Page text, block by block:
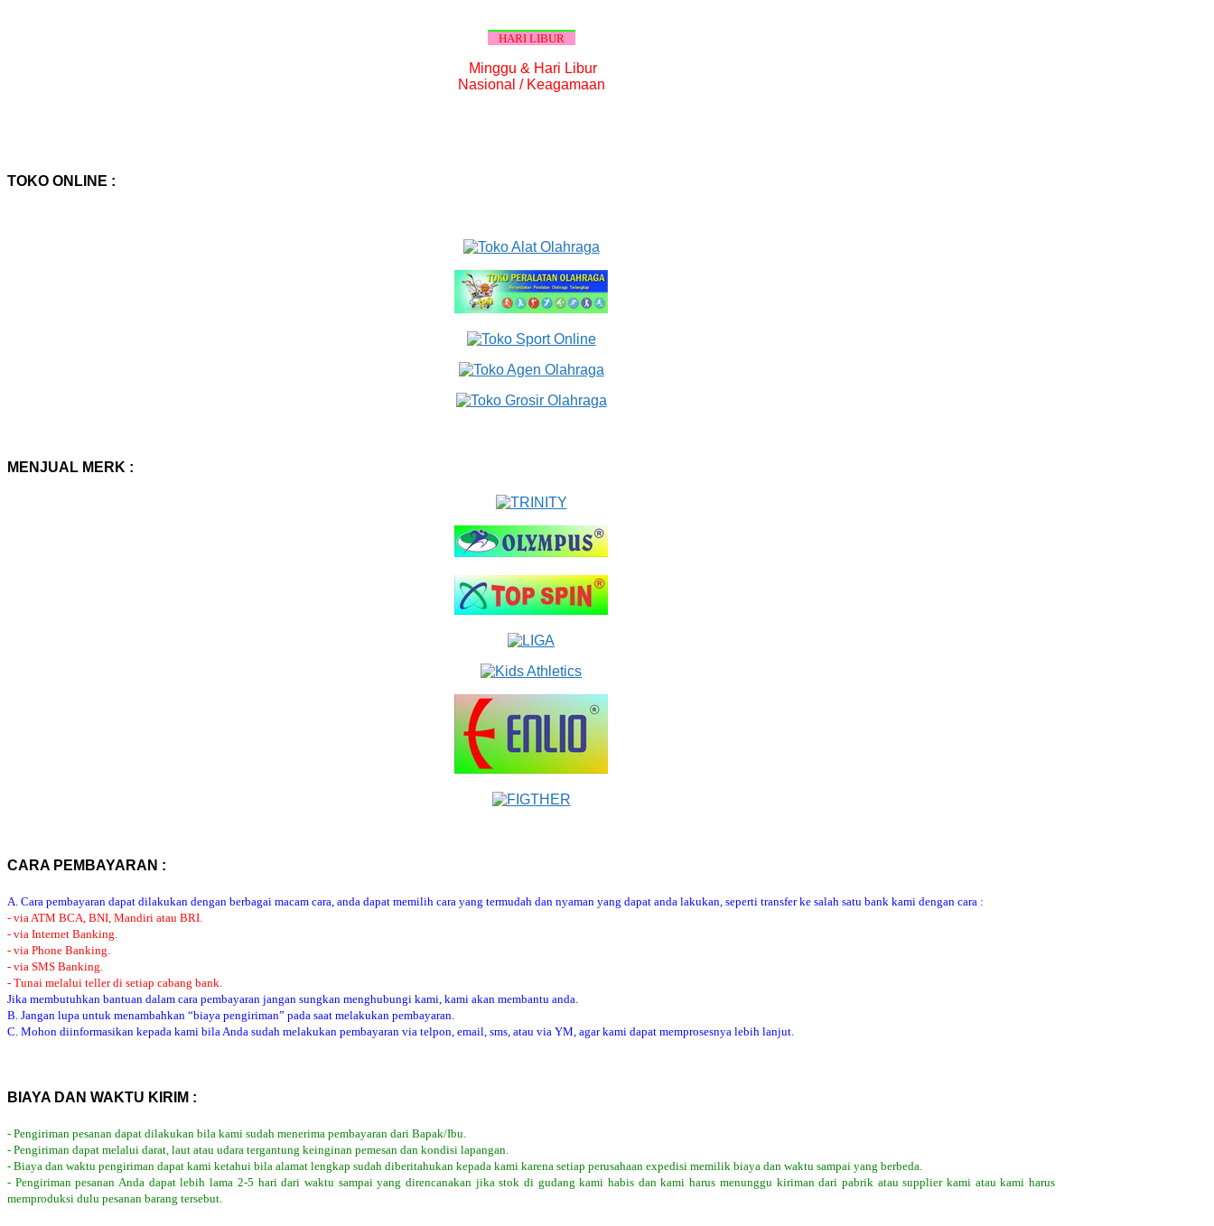
HARI LIBUR
Minggu & Hari Libur
Nasional / Keagamaan
TOKO ONLINE :
MENJUAL MERK :
CARA PEMBAYARAN :
A. Cara pembayaran dapat dilakukan dengan berbagai macam cara, anda dapat memilih cara yang termudah dan nyaman yang dapat anda lakukan, seperti transfer ke salah satu bank kami dengan cara :
- via ATM BCA, BNI, Mandiri atau BRI.
- via Internet Banking.
- via Phone Banking.
- via SMS Banking.
- Tunai melalui teller di setiap cabang bank.
Jika membutuhkan bantuan dalam cara pembayaran jangan sungkan menghubungi kami, kami akan membantu anda.
B. Jangan lupa untuk menambahkan “biaya pengiriman” pada saat melakukan pembayaran.
C. Mohon diinformasikan kepada kami bila Anda sudah melakukan pembayaran via telpon, email, sms, atau via YM, agar kami dapat memprosesnya lebih lanjut.
BIAYA DAN WAKTU KIRIM :
- Pengiriman pesanan dapat dilakukan bila kami sudah menerima pembayaran dari Bapak/Ibu.
- Pengiriman dapat melalui darat, laut atau udara tergantung keinginan pemesan dan kondisi lapangan.
- Biaya dan waktu pengiriman dapat kami ketahui bila alamat lengkap sudah diberitahukan kepada kami karena setiap perusahaan expedisi memilik biaya dan waktu sampai yang berbeda.
- Pengiriman pesanan Anda dapat lebih lama 2-5 hari dari waktu sampai yang direncanakan jika stok di gudang kami habis dan kami harus menunggu kiriman dari pabrik atau supplier kami atau kami harus
memproduksi dulu pesanan barang tersebut.